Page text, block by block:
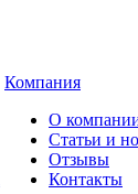
Компания
О
Статьи и
Отзывы
Контакты